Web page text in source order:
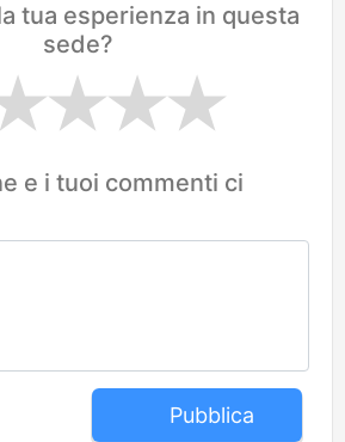
tua esperienza in questa
sede?
e i tuoi commenti ci
Pubblica